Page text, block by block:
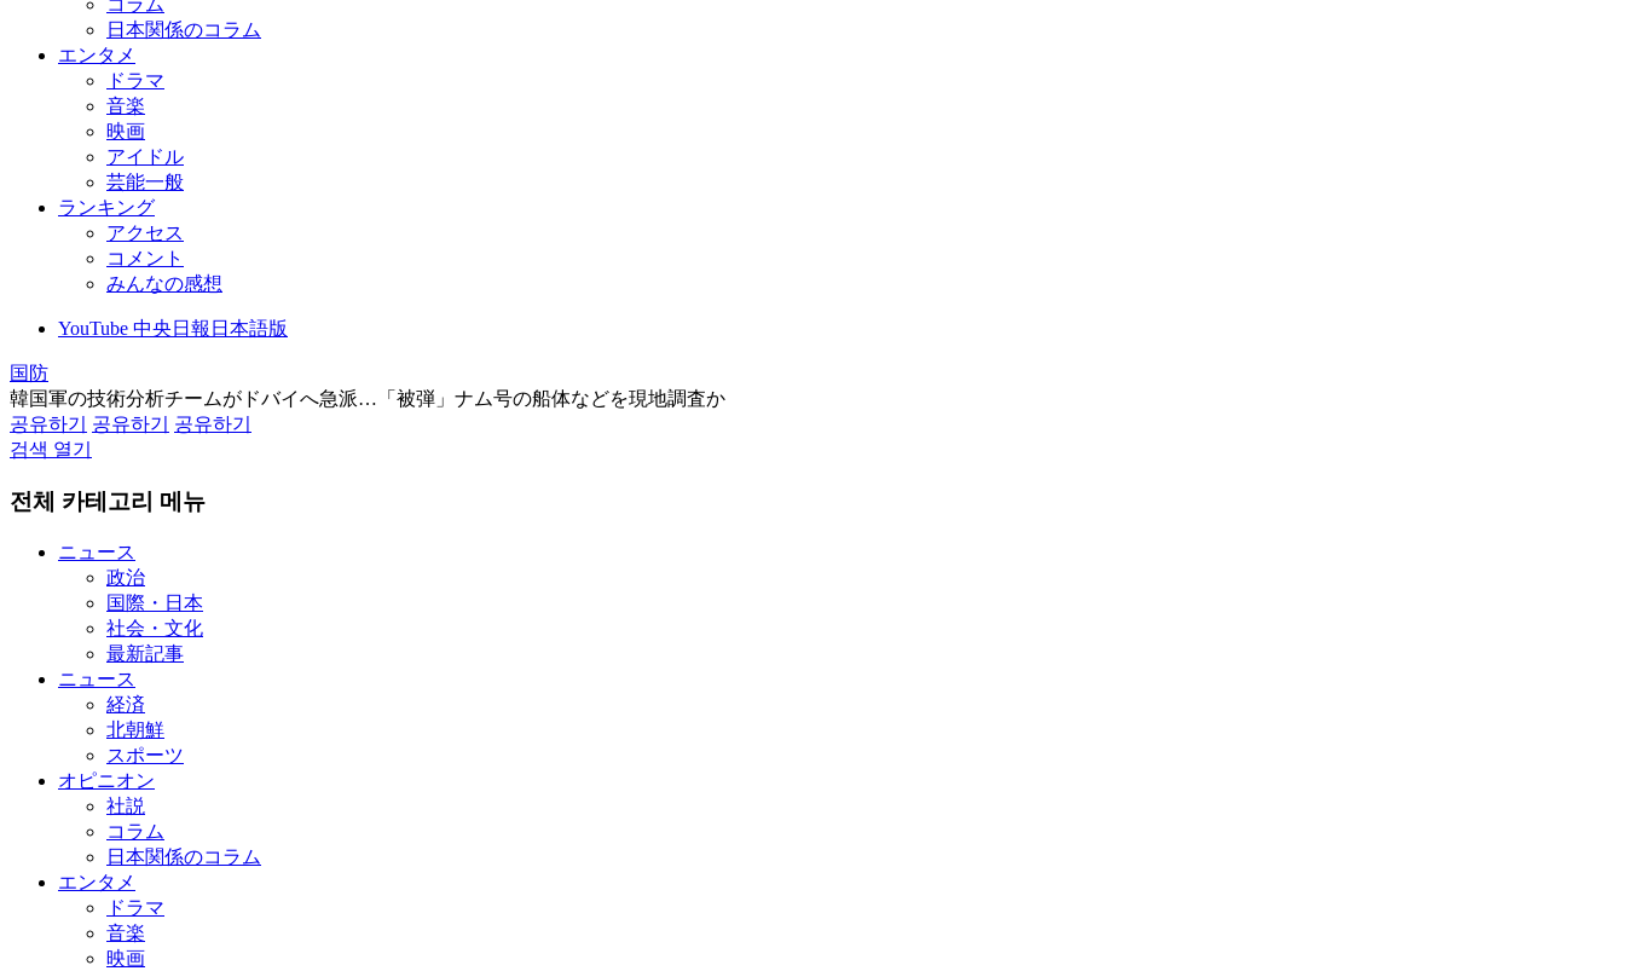
コラム
日本関係のコラム
エンタメ
ドラマ
音楽
映画
アイドル
芸能一般
ランキング
アクセス
コメント
みんなの感想
YouTube 中央日報日本語版
国防
韓国軍の技術分析チームがドバイへ急派…「被弾」ナム号の船体などを現地調査か
공유하기
공유하기
공유하기
검색 열기
전체 카테고리 메뉴
ニュース
政治
国際・日本
社会・文化
最新記事
ニュース
経済
北朝鮮
スポーツ
オピニオン
社説
コラム
日本関係のコラム
エンタメ
ドラマ
音楽
映画